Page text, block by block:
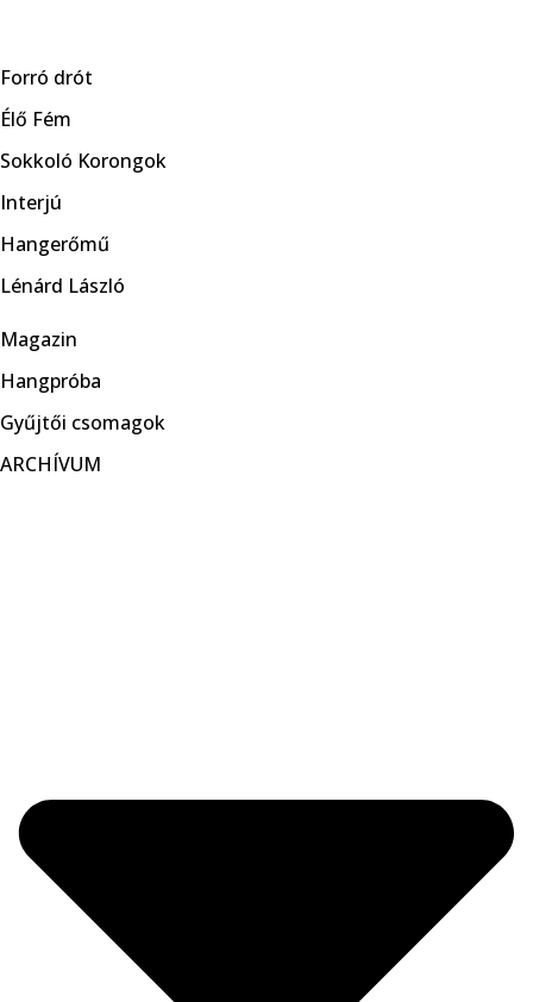
Forró drót
Élő Fém
Sokkoló Korongok
Interjú
Hangerőmű
Lénárd László
Magazin
Hangpróba
Gyűjtői csomagok
ARCHÍVUM